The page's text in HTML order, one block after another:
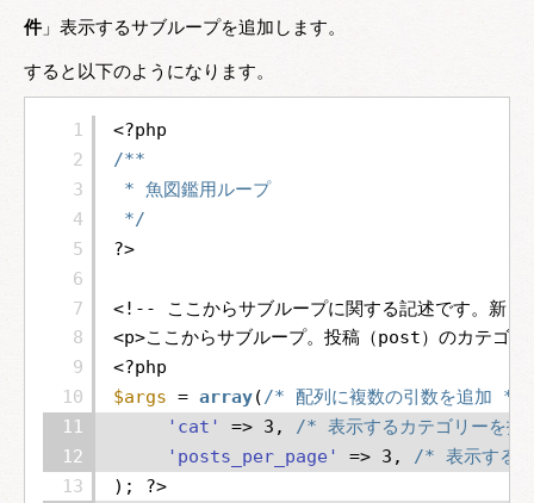
件 」表示するサブループを追加します。
すると以下のようになります。
1
2
3
4
5
6
7
8
9
10
11
12
13
<?php
/**
* 魚図鑑用ループ
*/
?>
<!-- ここからサブループに関する記述です。新
<p>ここからサブループ。投稿（post）のカテゴ
<?php
$args = array(/* 配列に複数の引数を追加 */
'cat'
=> 3, /* 表示するカテゴリーを
'posts_per_page'
=> 3, /* 表示する
); ?>